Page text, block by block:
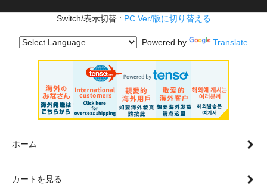
Switch/表示切替 : PC.Ver/版に切り替える
Powered by Translate
ホーム
カートを見る